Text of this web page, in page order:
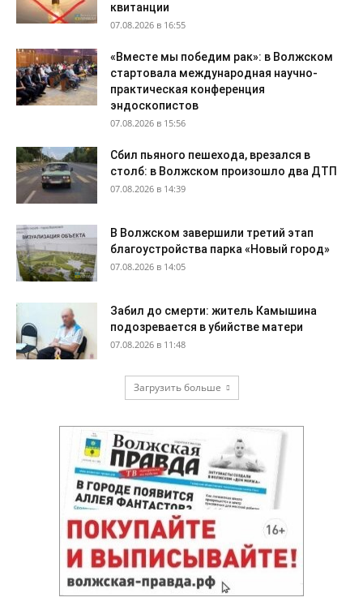
квитанции
07.08.2026 в 16:55
«Вместе мы победим рак»: в Волжском
стартовала международная научно-
практическая конференция
эндоскопистов
07.08.2026 в 15:56
Сбил пьяного пешехода, врезался в
столб: в Волжском произошло два ДТП
07.08.2026 в 14:39
В Волжском завершили третий этап
благоустройства парка «Новый город»
07.08.2026 в 14:05
Забил до смерти: житель Камышина
подозревается в убийстве матери
07.08.2026 в 11:48
Загрузить больше